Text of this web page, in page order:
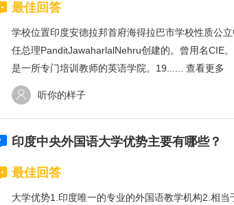
最佳回答
学校位置印度安德拉邦首府海得拉巴市学校性质公
任总理PanditJawaharlalNehru创建的。曾用名CIE
是一所专门培训教师的英语学院。19...... 查看更多
听你的样子
印度中央外国语大学优势主要有哪些？
最佳回答
大学优势1.印度唯一的专业的外国语教学机构2.相当